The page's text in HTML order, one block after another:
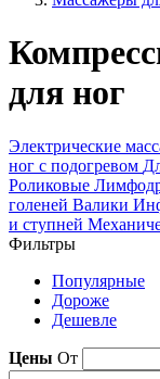
для ног
Электрические
ног с подогревом
Роликовые
голеней Валики
и ступней
Фильтры
Популярные
Дороже
Дешевле
Цены От